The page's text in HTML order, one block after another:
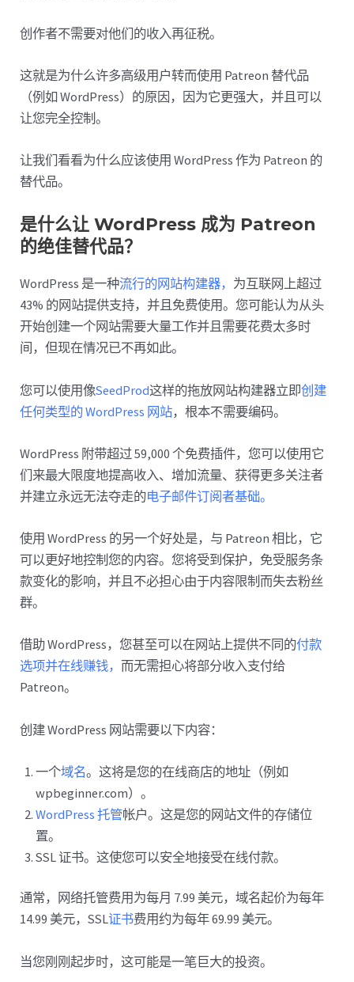
创作者不需要对他们的收入再征税。
这就是为什么许多高级用户转而使用 Patreon 替代品
（例如 WordPress）的原因，因为它更强大，并且可以
让您完全控制。
让我们看看为什么应该使用 WordPress 作为 Patreon 的
替代品。
是什么让 WordPress 成为 Patreon
的绝佳替代品？
WordPress 是一种流行的网站构建器， 为互联网上超过
43% 的网站提供支持，并且免费使用。您可能认为从头
开始创建一个网站需要大量工作并且需要花费太多时
间，但现在情况已不再如此。
您可以使用像SeedProd这样的拖放网站构建器立即创建
任何类型的 WordPress 网站，根本不需要编码。
WordPress 附带超过 59,000 个免费插件，您可以使用它
们来最大限度地提高收入、增加流量、获得更多关注者
并建立永远无法夺走的电子邮件订阅者基础。
使用 WordPress 的另一个好处是，与 Patreon 相比，它
可以更好地控制您的内容。您将受到保护，免受服务条
款变化的影响，并且不必担心由于内容限制而失去粉丝
群。
借助 WordPress，您甚至可以在网站上提供不同的付款
选项并在线赚钱， 而无需担心将部分收入支付给
Patreon。
创建 WordPress 网站需要以下内容：
一个域名。这将是您的在线商店的地址（例如
wpbeginner.com）。
WordPress 托管帐户。这是您的网站文件的存储位
置。
SSL 证书。这使您可以安全地接受在线付款。
通常，网络托管费用为每月 7.99 美元，域名起价为每年
14.99 美元，SSL证书费用约为每年 69.99 美元。
当您刚刚起步时，这可能是一笔巨大的投资。